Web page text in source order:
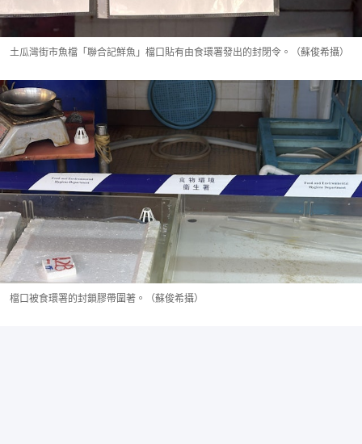
土瓜灣街市魚檔「聯合記鮮魚」檔口貼有由食環署發出的封閉令。（蘇俊希攝）
檔口被食環署的封鎖膠帶圍著。（蘇俊希攝）